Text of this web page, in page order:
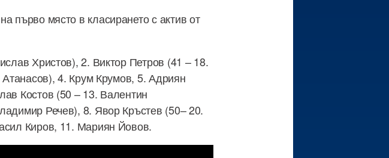
първо място в класирането с актив от
Христов), 2. Виктор Петров (41 – 18.
4. Крум Крумов, 5. Адриян
Костов (50 – 13. Валентин
Речев), 8. Явор Кръстев (50– 20.
Киров, 11. Мариян Йовов.